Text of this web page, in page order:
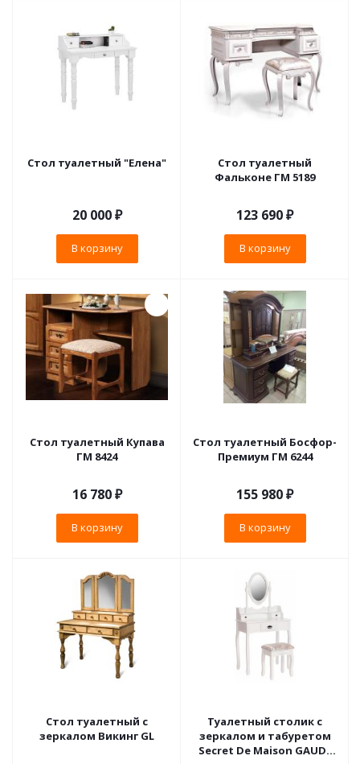
Стол туалетный "Елена"
20 000₽
В корзину
Стол туалетный
Фальконе ГМ 5189
123 690₽
В корзину
Стол туалетный Купава
ГМ 8424
16 780₽
В корзину
Стол туалетный Босфор-
Премиум ГМ 6244
155 980₽
В корзину
Стол туалетный с
зеркалом Викинг GL
Туалетный столик с
зеркалом и табуретом
Secret De Maison GAUDE